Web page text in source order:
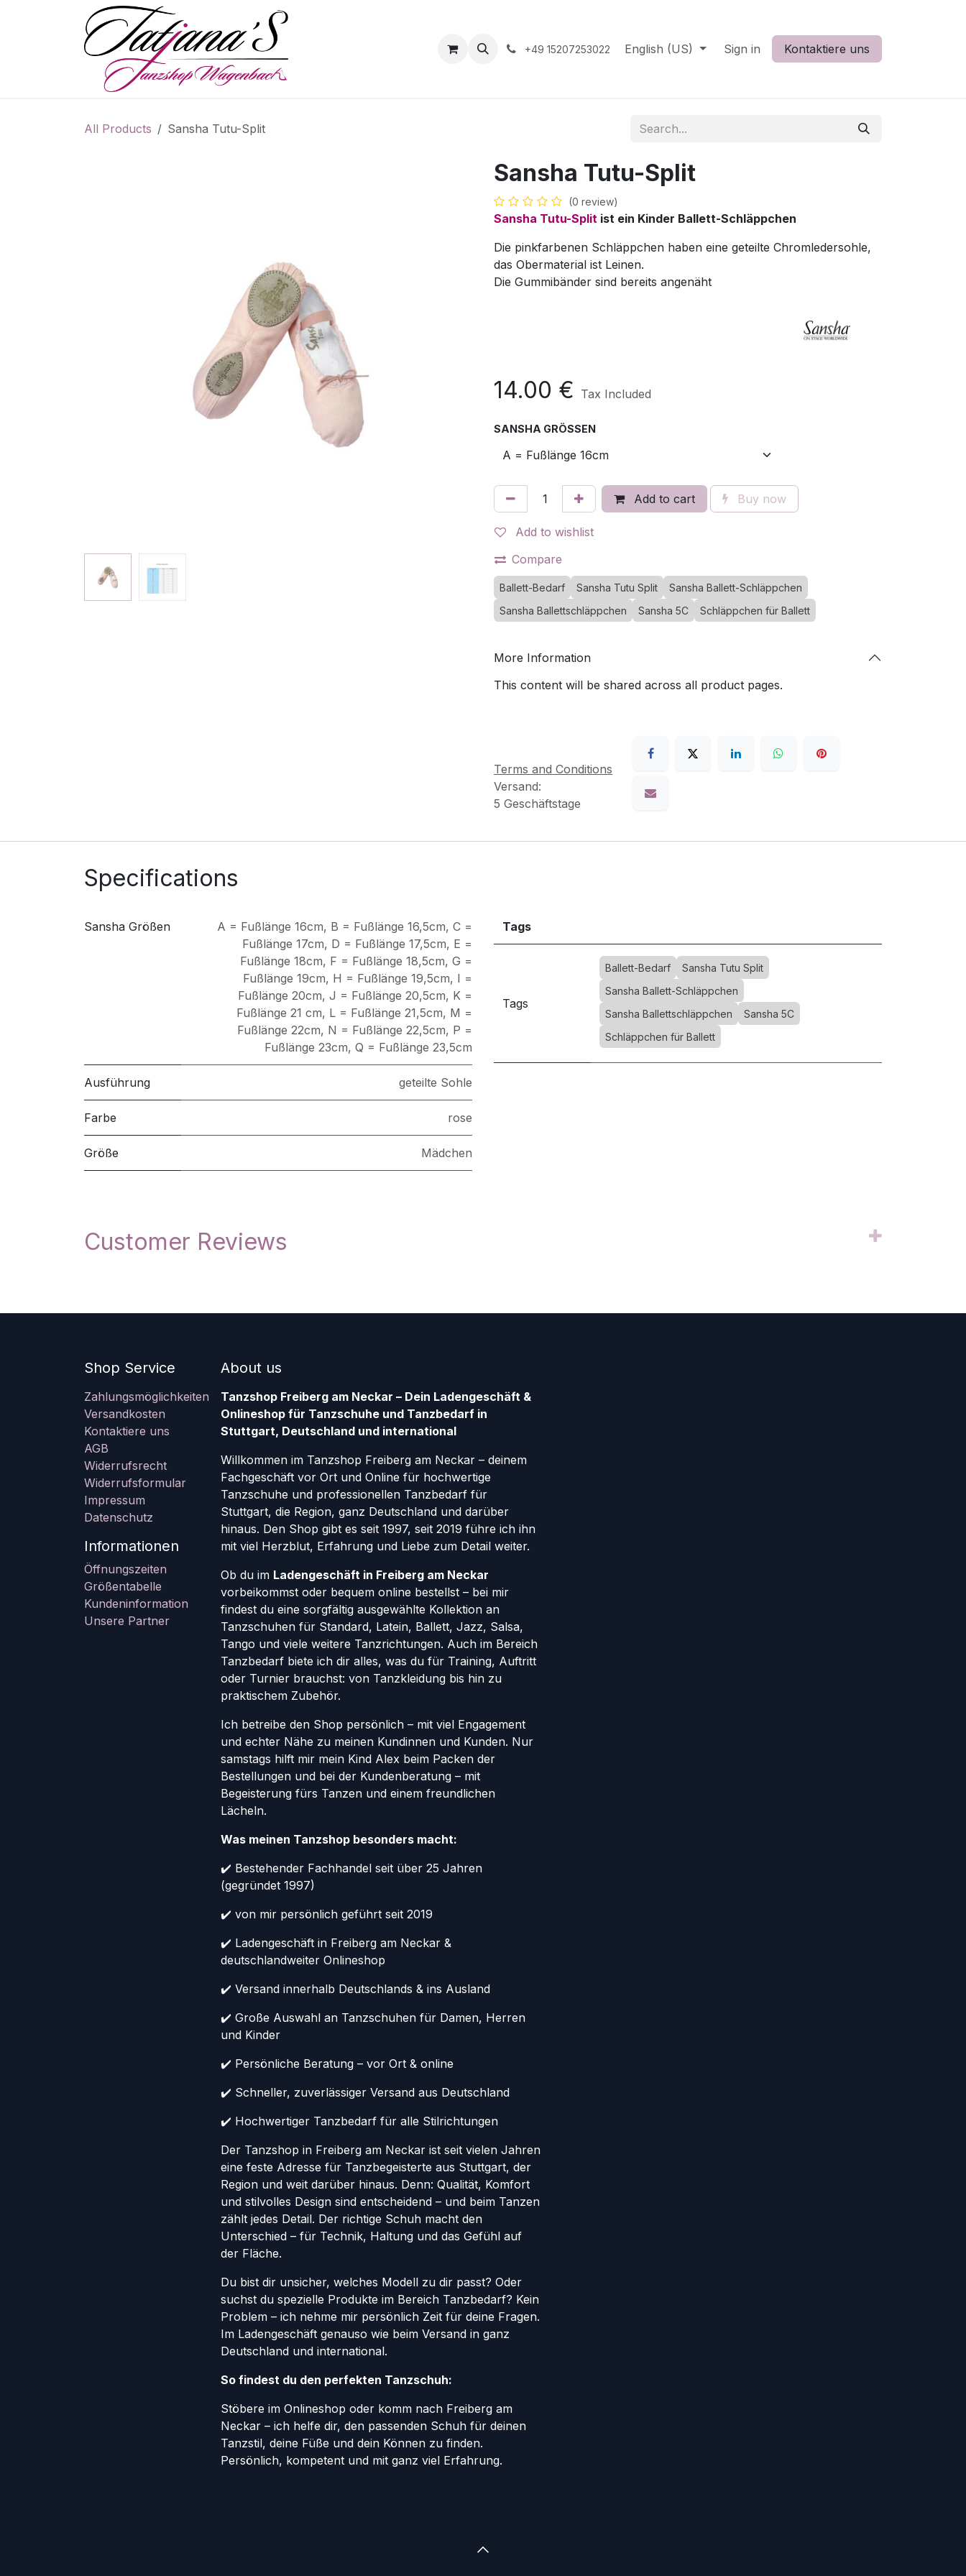
Appointment +49 15207253022 English (US) Sign in Kontaktiere uns
All Products Sansha Tutu-Split
Sansha Tutu-Split
(0 review)
Sansha Tutu-Split ist ein Kinder Ballett-Schläppchen
Die pinkfarbenen Schläppchen haben eine geteilte Chromledersohle,
das Obermaterial ist Leinen.
Die Gummibänder sind bereits angenäht
14.00 € Tax Included
SANSHA GRÖSSEN
Add to cart Buy now
Add to wishlist
Compare
Ballett-Bedarf Sansha Tutu Split
Sansha Ballett-Schläppchen
Sansha Ballettschläppchen
Sansha 5C Schläppchen für Ballett
More Information
This content will be shared across all product pages.
Terms and Conditions
Versand:
5 Geschäftstage
Specifications
Sansha Größen A = Fußlänge 16cm, B = Fußlänge 16,5cm, C =
Fußlänge 17cm, D = Fußlänge 17,5cm, E =
Fußlänge 18cm, F = Fußlänge 18,5cm, G =
Fußlänge 19cm, H = Fußlänge 19,5cm, I =
Fußlänge 20cm, J = Fußlänge 20,5cm, K =
Fußlänge 21 cm, L = Fußlänge 21,5cm, M =
Fußlänge 22cm, N = Fußlänge 22,5cm, P =
Fußlänge 23cm, Q = Fußlänge 23,5cm
Ausführung geteilte Sohle
Farbe rose
Größe Mädchen
Tags
Tags
Ballett-Bedarf
Sansha Tutu Split
Sansha Ballett-Schläppchen
Sansha Ballettschläppchen
Sansha 5C
Schläppchen für Ballett
Customer Reviews
Shop Service
Zahlungsmöglichkeiten
Versandkosten
Kontaktiere uns
AGB
Widerrufsrecht
Widerrufsformular
Impressum
Datenschutz
Informationen
Öffnungszeiten
Größentabelle
Kundeninformation
Unsere Partner
About us
Tanzshop Freiberg am Neckar – Dein Ladengeschäft &
Onlineshop für Tanzschuhe und Tanzbedarf in
Stuttgart, Deutschland und international
Willkommen im Tanzshop Freiberg am Neckar – deinem
Fachgeschäft vor Ort und Online für hochwertige
Tanzschuhe und professionellen Tanzbedarf für
Stuttgart, die Region, ganz Deutschland und darüber
hinaus. Den Shop gibt es seit 1997, seit 2019 führe ich ihn
mit viel Herzblut, Erfahrung und Liebe zum Detail weiter.
Ob du im Ladengeschäft in Freiberg am Neckar
vorbeikommst oder bequem online bestellst – bei mir
findest du eine sorgfältig ausgewählte Kollektion an
Tanzschuhen für Standard, Latein, Ballett, Jazz, Salsa,
Tango und viele weitere Tanzrichtungen. Auch im Bereich
Tanzbedarf biete ich dir alles, was du für Training, Auftritt
oder Turnier brauchst: von Tanzkleidung bis hin zu
praktischem Zubehör.
Ich betreibe den Shop persönlich – mit viel Engagement
und echter Nähe zu meinen Kundinnen und Kunden. Nur
samstags hilft mir mein Kind Alex beim Packen der
Bestellungen und bei der Kundenberatung – mit
Begeisterung fürs Tanzen und einem freundlichen
Lächeln.
Was meinen Tanzshop besonders macht:
✔️ Bestehender Fachhandel seit über 25 Jahren
(gegründet 1997)
✔️ von mir persönlich geführt seit 2019
✔️ Ladengeschäft in Freiberg am Neckar &
deutschlandweiter Onlineshop
✔️ Versand innerhalb Deutschlands & ins Ausland
✔️ Große Auswahl an Tanzschuhen für Damen, Herren
und Kinder
✔️ Persönliche Beratung – vor Ort & online
✔️ Schneller, zuverlässiger Versand aus Deutschland
✔️ Hochwertiger Tanzbedarf für alle Stilrichtungen
Der Tanzshop in Freiberg am Neckar ist seit vielen Jahren
eine feste Adresse für Tanzbegeisterte aus Stuttgart, der
Region und weit darüber hinaus. Denn: Qualität, Komfort
und stilvolles Design sind entscheidend – und beim Tanzen
zählt jedes Detail. Der richtige Schuh macht den
Unterschied – für Technik, Haltung und das Gefühl auf
der Fläche.
Du bist dir unsicher, welches Modell zu dir passt? Oder
suchst du spezielle Produkte im Bereich Tanzbedarf? Kein
Problem – ich nehme mir persönlich Zeit für deine Fragen.
Im Ladengeschäft genauso wie beim Versand in ganz
Deutschland und international.
So findest du den perfekten Tanzschuh:
Stöbere im Onlineshop oder komm nach Freiberg am
Neckar – ich helfe dir, den passenden Schuh für deinen
Tanzstil, deine Füße und dein Können zu finden.
Persönlich, kompetent und mit ganz viel Erfahrung.